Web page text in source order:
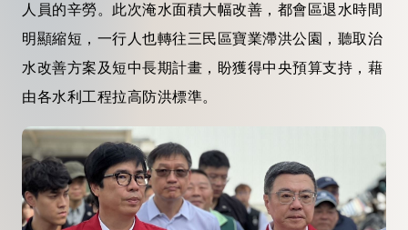
人員的辛勞。此次淹水面積大幅改善，都會區退水時間
明顯縮短，一行人也轉往三民區寶業滯洪公園，聽取治
水改善方案及短中長期計畫，盼獲得中央預算支持，藉
由各水利工程拉高防洪標準。